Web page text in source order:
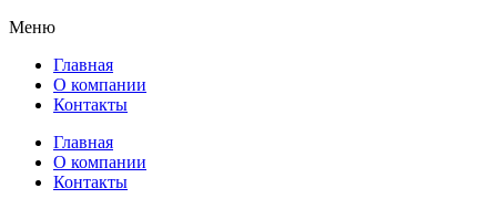
Меню
Главная
О компании
Контакты
Главная
О компании
Контакты